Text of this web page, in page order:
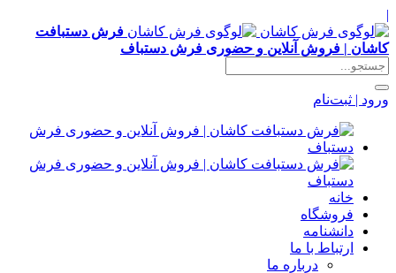
|
فرش دستبافت
کاشان | فروش آنلاین و حضوری فرش دستباف
ورود | ثبت‌نام
خانه
فروشگاه
دانشنامه
ارتباط با ما
درباره ما